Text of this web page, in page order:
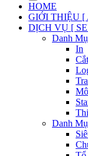
HOME
GIỚI THIỆU [
DỊCH VỤ [
Danh
In
Danh